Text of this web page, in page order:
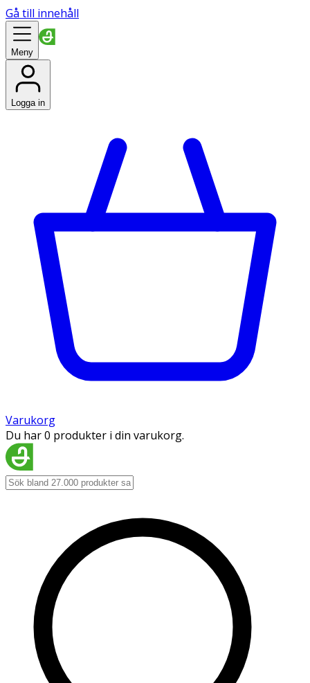
Gå till innehåll
Meny
Logga in
Varukorg
Du har 0 produkter i din varukorg.